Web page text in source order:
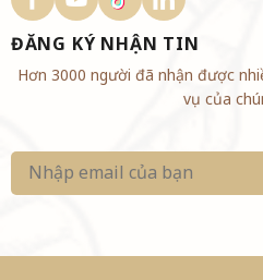
ĐĂNG KÝ NHẬN TIN
Hơn 3000 người đã nhận được
vụ của